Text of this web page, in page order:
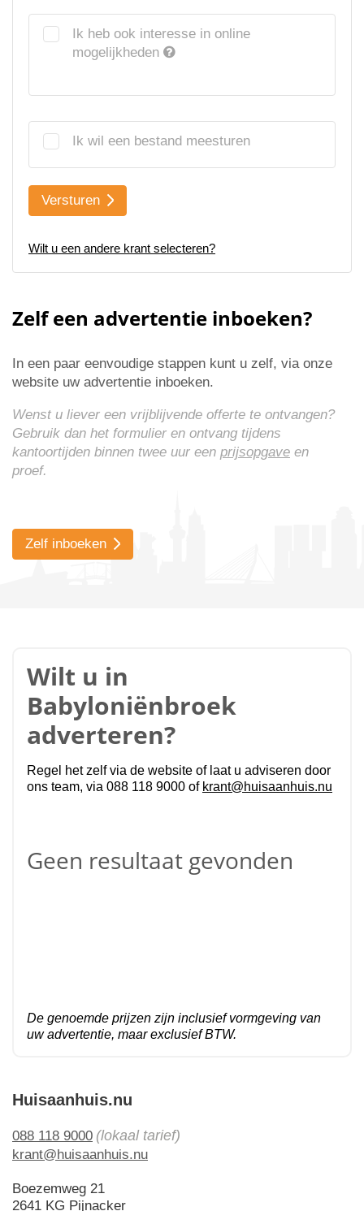
Ik heb ook interesse in online
mogelijkheden
Ik wil een bestand meesturen
Versturen
Wilt u een andere krant selecteren?
Zelf een advertentie inboeken?
In een paar eenvoudige stappen kunt u zelf, via onze
website uw advertentie inboeken.
Wenst u liever een vrijblijvende offerte te ontvangen?
Gebruik dan het formulier en ontvang tijdens
kantoortijden binnen twee uur een prijsopgave en
proef.
Zelf inboeken
Huisaanhuis.nu
088 118 9000 (lokaal tarief)
krant@huisaanhuis.nu
Boezemweg 21
2641 KG Pijnacker
Wilt u in
Babyloniënbroek
adverteren?
Regel het zelf via de website of laat u adviseren door
ons team, via 088 118 9000 of krant@huisaanhuis.nu
Geen resultaat gevonden
De genoemde prijzen zijn inclusief vormgeving van
uw advertentie, maar exclusief BTW.